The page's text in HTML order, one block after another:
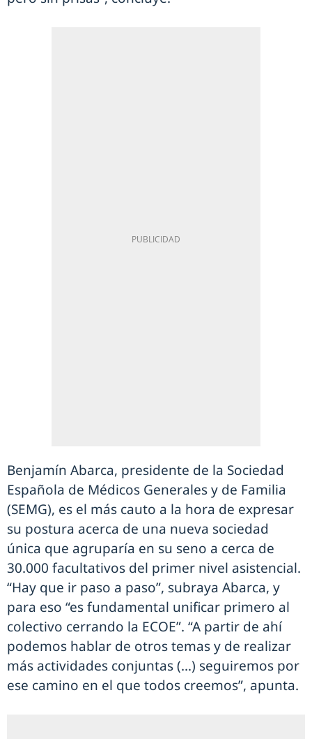
Benjamín Abarca, presidente de la Sociedad
Española de Médicos Generales y de Familia
(SEMG), es el más cauto a la hora de expresar
su postura acerca de una nueva sociedad
única que agruparía en su seno a cerca de
30.000 facultativos del primer nivel asistencial.
“Hay que ir paso a paso”, subraya Abarca, y
para eso “es fundamental unificar primero al
colectivo cerrando la ECOE”. “A partir de ahí
podemos hablar de otros temas y de realizar
más actividades conjuntas (…) seguiremos por
ese camino en el que todos creemos”, apunta.